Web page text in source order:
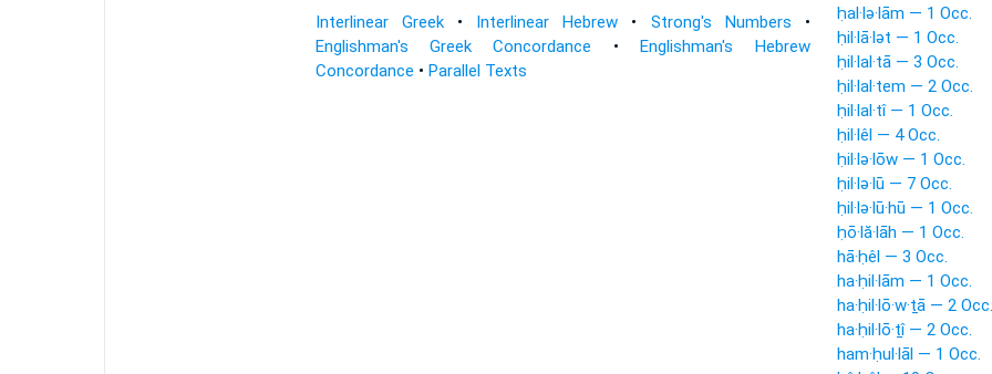
Interlinear Greek• Interlinear Hebrew • Strong's Numbers •
Englishman's Greek Concordance •Englishman's Hebrew
Concordance • Parallel Texts
ḥal·lə·lām — 1 Occ.
ḥil·lā·lət — 1 Occ.
ḥil·lal·tā — 3 Occ.
ḥil·lal·tem — 2 Occ.
ḥil·lal·tî — 1 Occ.
ḥil·lêl — 4 Occ.
ḥil·lə·lōw — 1 Occ.
ḥil·lə·lū — 7 Occ.
ḥil·lə·lū·hū — 1 Occ.
ḥō·lă·lāh — 1 Occ.
hā·ḥêl — 3 Occ.
ha·ḥil·lām — 1 Occ.
ha·ḥil·lō·w·ṯā — 2 Occ.
ha·ḥil·lō·ṯî — 2 Occ.
ham·ḥul·lāl — 1 Occ.